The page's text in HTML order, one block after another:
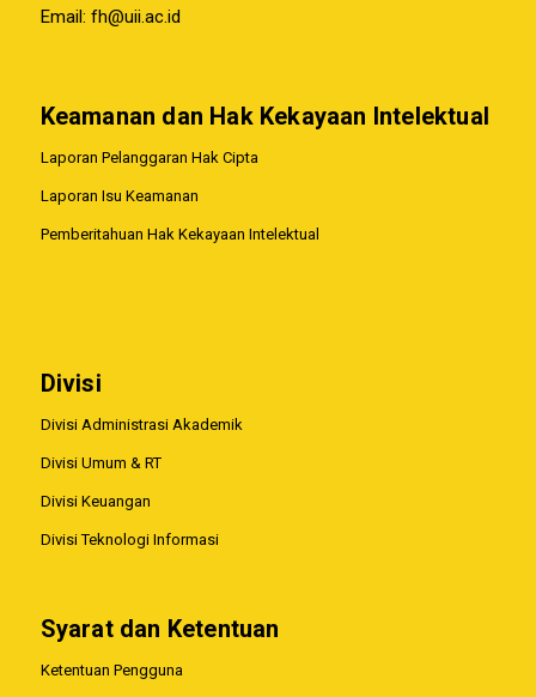
Email: fh@uii.ac.id
Keamanan dan Hak Kekayaan Intelektual
Laporan Pelanggaran Hak Cipta
Laporan Isu Keamanan
Pemberitahuan Hak Kekayaan Intelektual
Divisi
Divisi Administrasi Akademik
Divisi Umum & RT
Divisi Keuangan
Divisi Teknologi Informasi
Syarat dan Ketentuan
Ketentuan Pengguna